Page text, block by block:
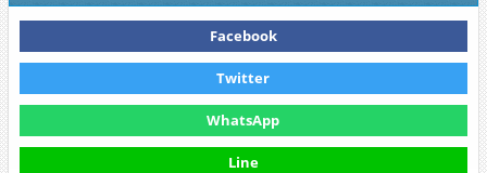
Facebook
Twitter
WhatsApp
Line